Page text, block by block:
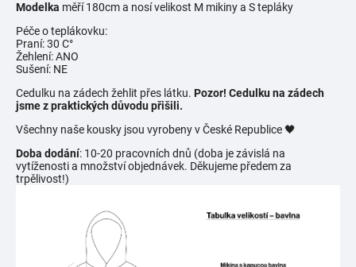
Modelka měří 180cm a nosí velikost M mikiny a S tepláky
Péče o teplákovku:
Praní: 30 C°
Žehlení: ANO
Sušení: NE
Cedulku na zádech žehlit přes látku. Pozor! Cedulku na zádech
jsme z praktických důvodu přišili.
Všechny naše kousky jsou vyrobeny v České Republice 🖤
Doba dodání: 10-20 pracovních dnů (doba je závislá na
vytíženosti a množství objednávek. Děkujeme předem za
trpělivost!)